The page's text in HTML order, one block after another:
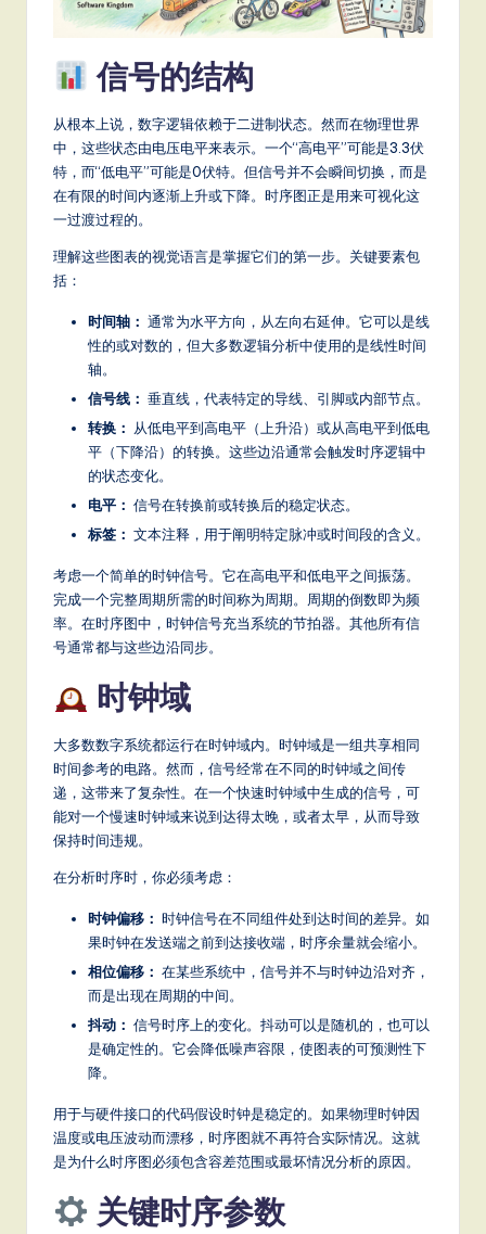
T
o
ft
w
In
信号的结构
从根本上说，数字逻辑依赖于二进制状态。然而在物理世界
中，这些状态由电压电平来表示。一个“高电平”可能是3.3伏
特，而“低电平”可能是0伏特。但信号并不会瞬间切换，而是
在有限的时间内逐渐上升或下降。时序图正是用来可视化这
一过渡过程的。
理解这些图表的视觉语言是掌握它们的第一步。关键要素包
括：
时间轴： 通常为水平方向，从左向右延伸。它可以是线
性的或对数的，但大多数逻辑分析中使用的是线性时间
轴。
信号线： 垂直线，代表特定的导线、引脚或内部节点。
转换：
从低电平到高电平（上升沿）或从高电平到低电
平（下降沿）的转换。这些边沿通常会触发时序逻辑中
的状态变化。
电平： 信号在转换前或转换后的稳定状态。
标签： 文本注释，用于阐明特定脉冲或时间段的含义。
考虑一个简单的时钟信号。它在高电平和低电平之间振荡。
完成一个完整周期所需的时间称为周期。周期的倒数即为频
率。在时序图中，时钟信号充当系统的节拍器。其他所有信
号通常都与这些边沿同步。
时钟域
大多数数字系统都运行在时钟域内。时钟域是一组共享相同
时间参考的电路。然而，信号经常在不同的时钟域之间传
递，这带来了复杂性。在一个快速时钟域中生成的信号，可
能对一个慢速时钟域来说到达得太晚，或者太早，从而导致
保持时间违规。
在分析时序时，你必须考虑：
时钟偏移： 时钟信号在不同组件处到达时间的差异。如
果时钟在发送端之前到达接收端，时序余量就会缩小。
相位偏移： 在某些系统中，信号并不与时钟边沿对齐，
而是出现在周期的中间。
抖动： 信号时序上的变化。抖动可以是随机的，也可以
是确定性的。它会降低噪声容限，使图表的可预测性下
降。
用于与硬件接口的代码假设时钟是稳定的。如果物理时钟因
温度或电压波动而漂移，时序图就不再符合实际情况。这就
是为什么时序图必须包含容差范围或最坏情况分析的原因。
关键时序参数